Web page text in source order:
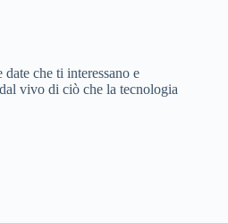
che ti interessano e
vivo di ciò che la tecnologia